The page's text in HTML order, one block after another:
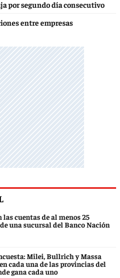
por segundo día consecutivo
entre empresas
las cuentas de al menos 25
una sucursal del Banco Nación
Milei, Bullrich y Massa
cada una de las provincias del
gana cada uno